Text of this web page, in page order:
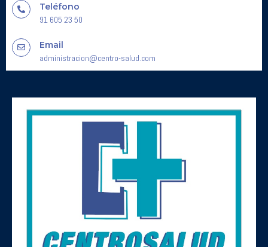
Teléfono
91 605 23 50
Email
administracion@centro-salud.com